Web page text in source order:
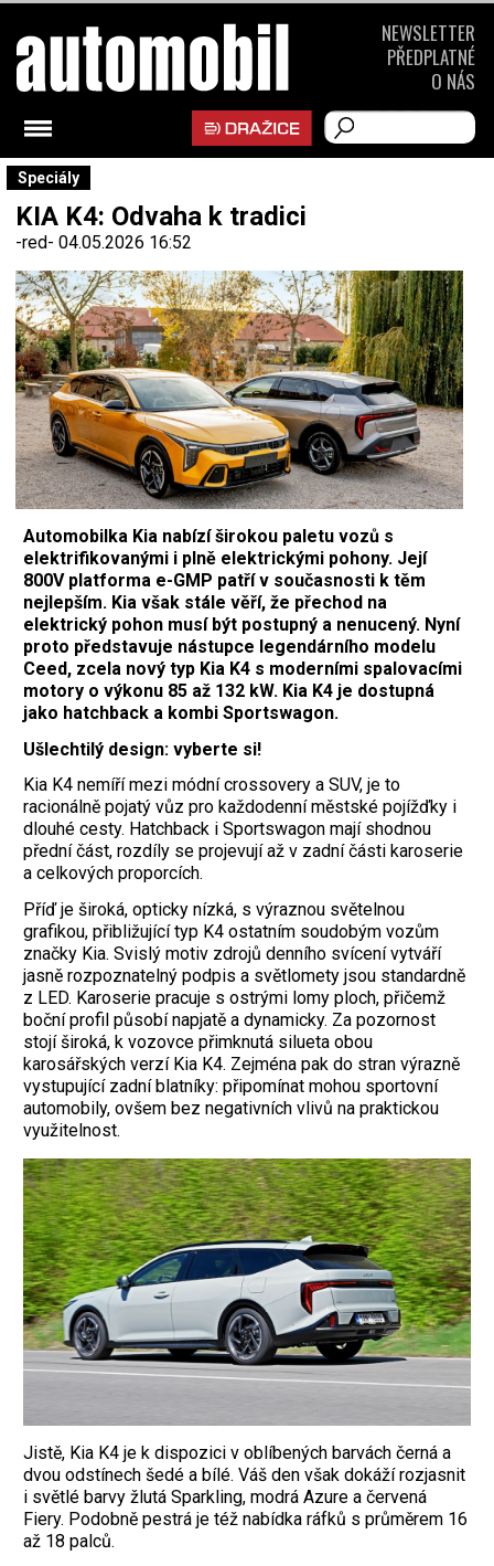
Speciály
KIA K4: Odvaha k tradici
-red- 04.05.2026 16:52
Automobilka Kia nabízí širokou paletu vozů s
elektrifikovanými i plně elektrickými pohony. Její
800V platforma e-GMP patří v současnosti k těm
nejlepším. Kia však stále věří, že přechod na
elektrický pohon musí být postupný a nenucený. Nyní
proto představuje nástupce legendárního modelu
Ceed, zcela nový typ Kia K4 s moderními spalovacími
motory o výkonu 85 až 132 kW. Kia K4 je dostupná
jako hatchback a kombi Sportswagon.
Ušlechtilý design: vyberte si!
Kia K4 nemíří mezi módní crossovery a SUV, je to
racionálně pojatý vůz pro každodenní městské pojížďky i
dlouhé cesty. Hatchback i Sportswagon mají shodnou
přední část, rozdíly se projevují až v zadní části karoserie
a celkových proporcích.
Příď je široká, opticky nízká, s výraznou světelnou
grafikou, přibližující typ K4 ostatním soudobým vozům
značky Kia. Svislý motiv zdrojů denního svícení vytváří
jasně rozpoznatelný podpis a světlomety jsou standardně
z LED. Karoserie pracuje s ostrými lomy ploch, přičemž
boční profil působí napjatě a dynamicky. Za pozornost
stojí široká, k vozovce přimknutá silueta obou
karosářských verzí Kia K4. Zejména pak do stran výrazně
vystupující zadní blatníky: připomínat mohou sportovní
automobily, ovšem bez negativních vlivů na praktickou
využitelnost.
Jistě, Kia K4 je k dispozici v oblíbených barvách černá a
dvou odstínech šedé a bílé. Váš den však dokáží rozjasnit
i světlé barvy žlutá Sparkling, modrá Azure a červená
Fiery. Podobně pestrá je též nabídka ráfků s průměrem 16
až 18 palců.
NEWSLETTER
PŘEDPLATNÉ
O NÁS